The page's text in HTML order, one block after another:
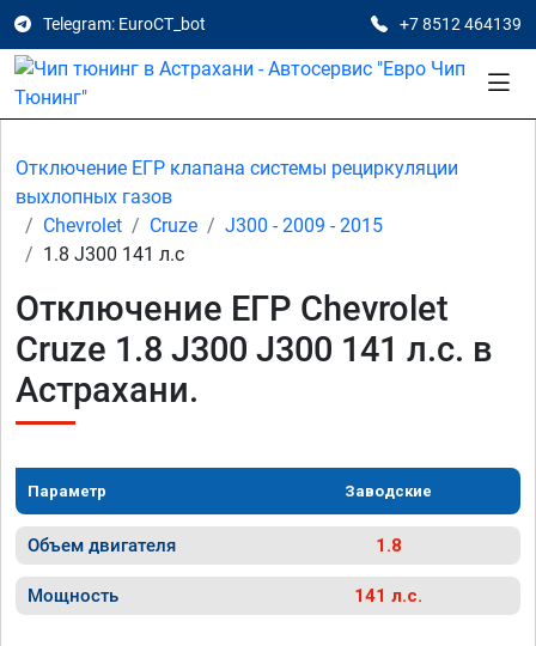
Telegram: EuroCT_bot +7 8512 464139
Отключение ЕГР клапана системы рециркуляции
выхлопных газов
Chevrolet
Cruze
J300 - 2009 - 2015
1.8 J300 141 л.с
Отключение ЕГР Chevrolet
Cruze 1.8 J300 J300 141 л.с. в
Астрахани.
Параметр Заводские
Объем двигателя 1.8
Мощность 141 л.с.